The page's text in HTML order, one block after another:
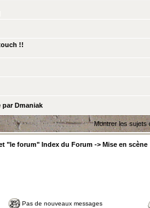
!!
par Dmaniak
Montrer les sujets
"le forum" Index du Forum -> Mise en scène
Pas de nouveaux messages